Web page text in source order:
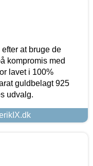
at bruge de
kompromis med
lavet i 100%
guldbelagt 925
udvalg.